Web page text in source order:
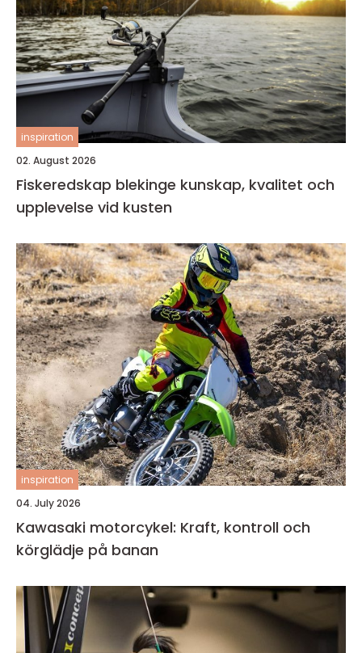
inspiration
02. August 2026
Fiskeredskap blekinge kunskap, kvalitet och
upplevelse vid kusten
inspiration
04. July 2026
Kawasaki motorcykel: Kraft, kontroll och
körglädje på banan